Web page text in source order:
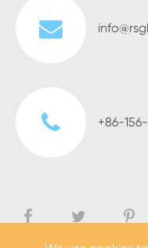
+86-